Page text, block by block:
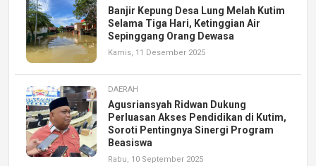
Banjir Kepung Desa Lung Melah Kutim
Selama Tiga Hari, Ketinggian Air
Sepinggang Orang Dewasa
Kamis, 11 Desember 2025
DAERAH
Agusriansyah Ridwan Dukung
Perluasan Akses Pendidikan di Kutim,
Soroti Pentingnya Sinergi Program
Beasiswa
Rabu, 10 September 2025